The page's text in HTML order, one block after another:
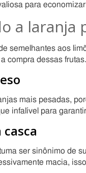
para
a laranja
semelhantes aos
compra dessas frutas.
mais pesadas,
infalível para
ser sinônimo de
macia,